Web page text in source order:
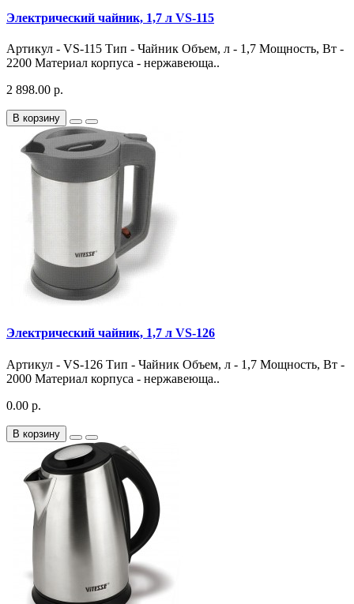
Электрический чайник, 1,7 л VS-115
Артикул - VS-115 Тип - Чайник Объем, л - 1,7 Мощность, Вт -
2200 Материал корпуса - нержавеюща..
2 898.00 р.
В корзину
Электрический чайник, 1,7 л VS-126
Артикул - VS-126 Тип - Чайник Объем, л - 1,7 Мощность, Вт -
2000 Материал корпуса - нержавеюща..
0.00 р.
В корзину